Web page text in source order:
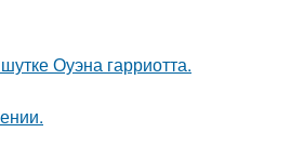
Оуэна гарриотта.